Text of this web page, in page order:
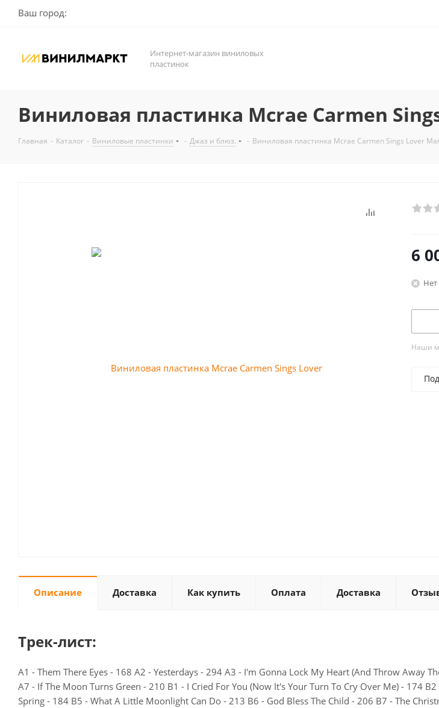
Ваш город:
Интернет-магазин виниловых
пластинок
Виниловая пластинка Mcrae Carmen
Главная - Каталог - Виниловые пластинки - Джаз и блюз. - Виниловая пластинка Mcrae Carmen Sings Lover
6
Наши
Описание Доставка Как купить Оплата Доставка
Трек-лист:
A1 - Them There Eyes - 168 A2 - Yesterdays - 294 A3 - I'm Gonna Lock My Heart (And Throw Away
A7 - If The Moon Turns Green - 210 B1 - I Cried For You (Now It's Your Turn To Cry Over Me) - 174
Spring - 184 B5 - What A Little Moonlight Can Do - 213 B6 - God Bless The Child - 206 B7 - The